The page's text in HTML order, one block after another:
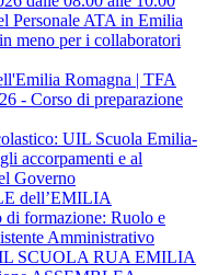
Personale ATA in Emilia
meno per i collaboratori
Romagna | TFA
- Corso di preparazione
UIL Scuola Emilia-
accorpamenti e al
Governo
dell’EMILIA
formazione: Ruolo e
Amministrativo
SCUOLA RUA EMILIA